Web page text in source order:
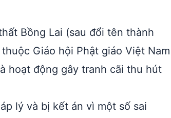
Bồng Lai (sau đổi tên thành
Giáo hội Phật giáo Việt Nam
hoạt động gây tranh cãi thu hút
lý và bị kết án vì một số sai